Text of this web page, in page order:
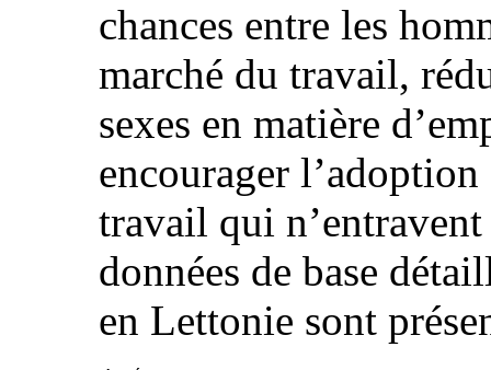
chances entre les
marché du travail,
sexes en matière
encourager
travail qui
données de base
en Lettonie sont